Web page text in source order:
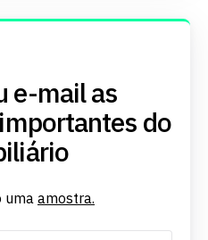
e-mail as
do
uma amostra.